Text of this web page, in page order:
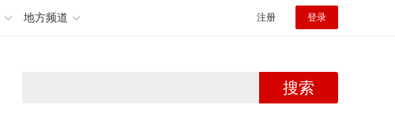
地方频道 注册 登录
搜索